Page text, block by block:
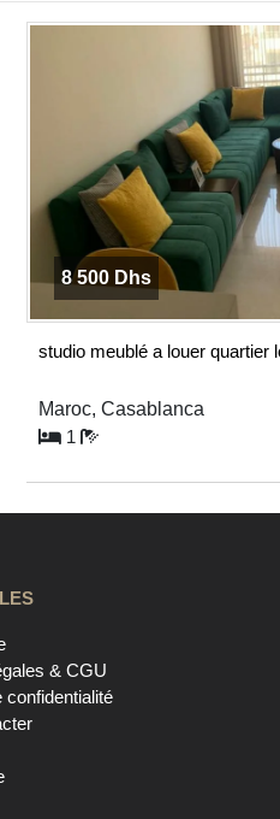
8 500 Dhs
studio meublé a louer quartier
Maroc, Casablanca
1
& CGU
confidentialité